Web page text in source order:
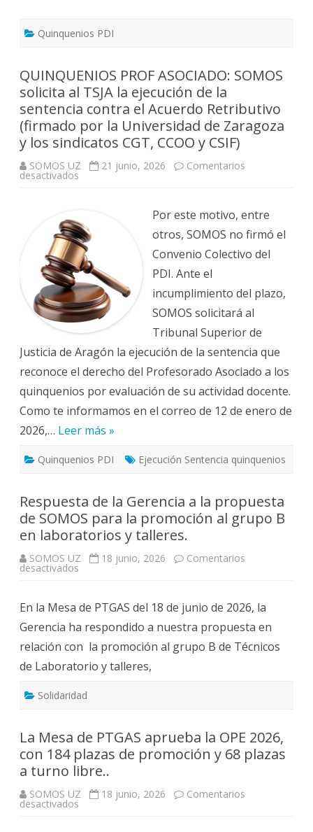
en
Quinquenios PDI
QUINQUENIOS PROF ASOCIADO: SOMOS
solicita al TSJA la ejecución de la
sentencia contra el Acuerdo Retributivo
(firmado por la Universidad de Zaragoza
y los sindicatos CGT, CCOO y CSIF)
SOMOS UZ 21 junio, 2026 Comentarios
desactivados
solicita
al
TSJA
la
ejecución
de
la
sentencia
contra
el
Acuerdo
Retributivo
por
la
Universidad
de
Zaragoza
y
los
sindicatos
CGT,
CCOO
CSIF)
Por este motivo, entre
otros, SOMOS no firmó el
Convenio Colectivo del
PDI. Ante el
incumplimiento del plazo,
SOMOS solicitará al
Tribunal Superior de
Justicia de Aragón la ejecución de la sentencia que
reconoce el derecho del Profesorado Asociado a los
quinquenios por evaluación de su actividad docente.
Como te informamos en el correo de 12 de enero de
2026,… Leer más »
Quinquenios PDI Ejecución Sentencia quinquenios
Respuesta de la Gerencia a la propuesta
de SOMOS para la promoción al grupo B
en laboratorios y talleres.
SOMOS UZ 18 junio, 2026 Comentarios
desactivados
Gerencia
a
la
propuesta
de
SOMOS
para
la
al
laboratorios
y
talleres.
En la Mesa de PTGAS del 18 de junio de 2026, la
Gerencia ha respondido a nuestra propuesta en
relación con la promoción al grupo B de Técnicos
de Laboratorio y talleres,
Solidaridad
La Mesa de PTGAS aprueba la OPE 2026,
con 184 plazas de promoción y 68 plazas
a turno libre..
SOMOS UZ 18 junio, 2026 Comentarios
desactivados